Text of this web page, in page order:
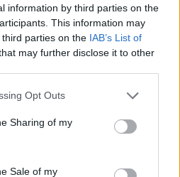
information by third parties on the
This information may
parties on the IAB’s List of
may further disclose it to other
Opt Outs
Sharing of my
Sale of my
a motorové čluny
května vyhlášku, která stanovuje
provozu plavidel se spalovacími
Hracholusky na řece Mži na
do klíčové přílohy č. 1 této
64 vodních nádrží s úplným,
Na Hracholusky se vztahuje
prostředí prosazený sezónní zákaz
se nevztahuje na plavidla veřejné